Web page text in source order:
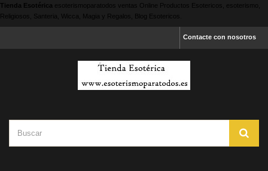
Tienda Esotérica esoterismoparatodos ventas Online Productos Esotericos, esoterismo,
Religiosos, Santeria, Wicca, Magia y Regalos, Blog Esotericos.
Contacte con nosotros